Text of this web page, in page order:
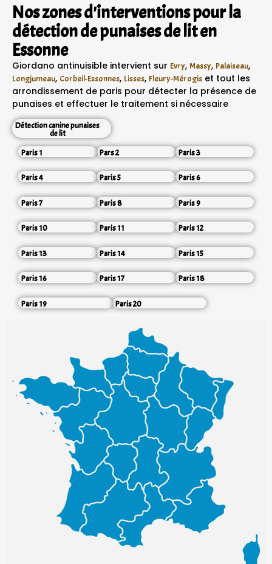
Nos zones d'interventions pour la
détection de punaises de lit en
Essonne
Giordano antinuisible intervient sur Evry, Massy, Palaiseau,
Longjumeau, Corbeil-Essonnes, Lisses, Fleury-Mérogis et tout les
arrondissement de paris pour détecter la présence de
punaises et effectuer le traitement si nécessaire
Détection canine punaises
de lit
Paris 1
Pars 2 Paris 3
Paris 4 Paris 5 Paris 6
Paris 7 Paris 8 Paris 9
Paris 10 Paris 11 Paris 12
Paris 13 Paris 14 Paris 15
Paris 16 Paris 17 Paris 18
Paris 19 Paris 20